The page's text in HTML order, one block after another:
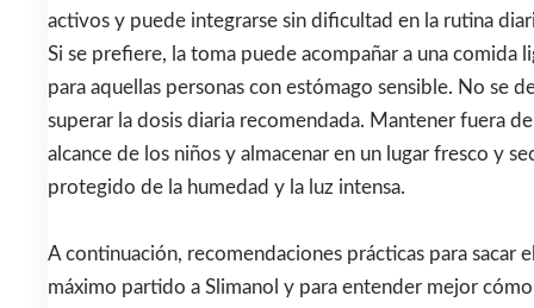
activos y puede integrarse sin dificultad en la rutina
Si se prefiere, la toma puede acompañar a una comida
para aquellas personas con estómago sensible. No se
superar la dosis diaria recomendada. Mantener fuera
alcance de los niños y almacenar en un lugar fresco y
protegido de la humedad y la luz intensa.
A continuación, recomendaciones prácticas para sacar
máximo partido a Slimanol y para entender mejor cómo